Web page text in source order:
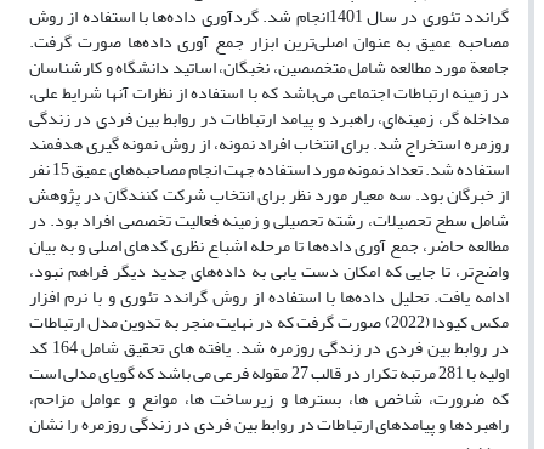
گراندد تئوری در سال 1401انجام شد. گردآوری داده‌ها با استفاده از روش
مصاحبه عمیق به عنوان اصلی‌ترین ابزار جمع آوری داده‌ها صورت گرفت.
جامعة مورد مطالعه شامل متخصصین، نخبگان، اساتید دانشگاه و کارشناسان
در زمینه ارتباطات اجتماعی می‌باشد که با استفاده از نظرات آنها شرایط علی،
مداخله گر، زمینه‌ای، راهبرد و پیامد ارتباطات در روابط بین فردی در زندگی
روزمره استخراج شد. برای انتخاب افراد نمونه، از روش نمونه گیری هدفمند
استفاده شد. تعداد نمونه مورد استفاده جهت انجام مصاحبه‌های عمیق 15 نفر
از خبرگان بود. سه معیار مورد نظر برای انتخاب شرکت کنندگان در پژوهش
شامل سطح تحصیلات، رشته تحصیلی و زمینه فعالیت تخصصی افراد بود. در
مطالعه حاضر، جمع آوری داده‌ها تا مرحله اشباع نظری کدهای اصلی و به بیان
واضح‌تر، تا جایی که امکان دست یابی به داده‌های جدید دیگر فراهم نبود،
ادامه یافت. تحلیل داده‌ها با استفاده از روش گراندد تئوری و با نرم افزار
مکس کیودا (2022) صورت گرفت که در نهایت منجر به تدوین مدل ارتباطات
در روابط بین فردی در زندگی روزمره شد. یافته های تحقیق شامل 164 کد
اولیه با 281 مرتبه تکرار در قالب 27 مقوله فرعی می باشد که گویای مدلی است
که ضرورت، شاخص ها، بسترها و زیرساخت ها، موانع و عوامل مزاحم،
راهبردها و پیامدهای ارتباطات در روابط بین فردی در زندگی روزمره را نشان